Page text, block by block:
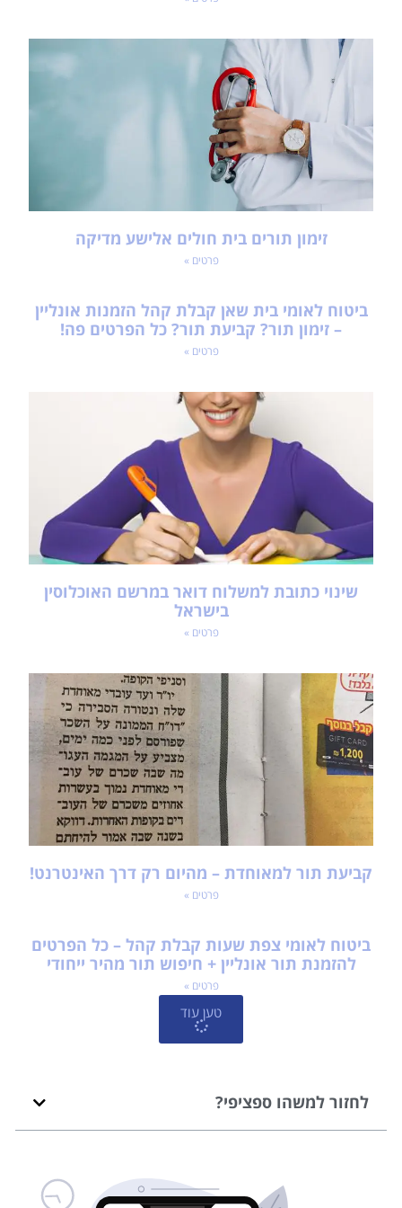
זימון תורים בית חולים אלישע מדיקה
פרטים »
ביטוח לאומי בית שאן קבלת קהל הזמנות אונליין
– זימון תור? קביעת תור? כל הפרטים פה!
פרטים »
שינוי כתובת למשלוח דואר במרשם האוכלוסין
בישראל
פרטים »
קביעת תור למאוחדת – מהיום רק דרך האינטרנט!
פרטים »
ביטוח לאומי צפת שעות קבלת קהל – כל הפרטים
להזמנת תור אונליין + חיפוש תור מהיר ייחודי
פרטים »
טען עוד
לחזור למשהו ספציפי?